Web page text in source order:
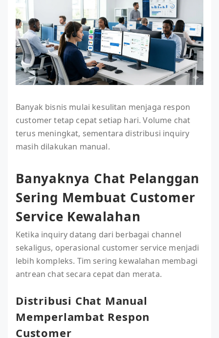
Banyak bisnis mulai kesulitan menjaga respon
customer tetap cepat setiap hari. Volume chat
terus meningkat, sementara distribusi inquiry
masih dilakukan manual.
Banyaknya Chat Pelanggan
Sering Membuat Customer
Service Kewalahan
Ketika inquiry datang dari berbagai channel
sekaligus, operasional customer service menjadi
lebih kompleks. Tim sering kewalahan membagi
antrean chat secara cepat dan merata.
Distribusi Chat Manual
Memperlambat Respon
Customer